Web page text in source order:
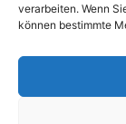
verarbeiten. Wenn
können bestimmte
those of their